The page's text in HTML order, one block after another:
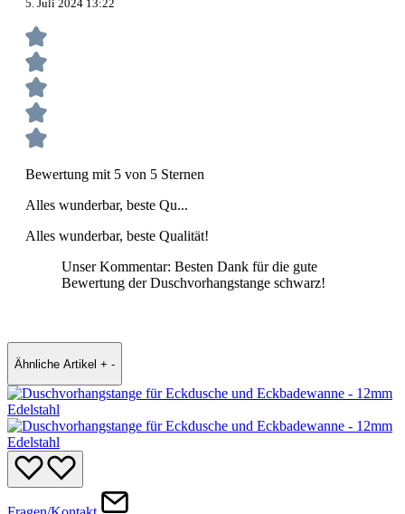
5. Juli 2024 13:22
Bewertung mit 5 von 5 Sternen
Alles wunderbar, beste Qu...
Alles wunderbar, beste Qualität!
Unser Kommentar: Besten Dank für die gute
Bewertung der Duschvorhangstange schwarz!
Ähnliche Artikel + -